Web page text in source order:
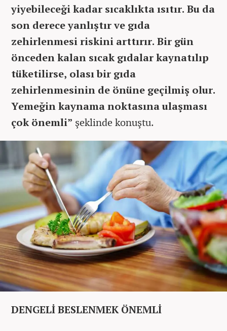
yiyebileceği kadar sıcaklıkta ısıtır. Bu da
son derece yanlıştır ve gıda
zehirlenmesi riskini arttırır. Bir gün
önceden kalan sıcak gıdalar kaynatılıp
tüketilirse, olası bir gıda
zehirlenmesinin de önüne geçilmiş olur.
Yemeğin kaynama noktasına ulaşması
çok önemli” şeklinde konuştu.
DENGELİ BESLENMEK ÖNEMLİ